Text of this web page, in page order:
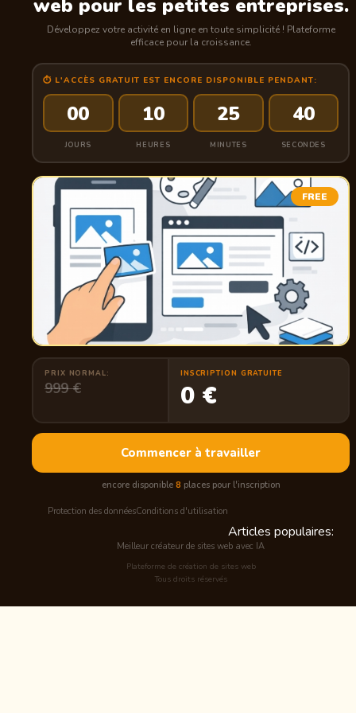
web pour les petites entreprises.
Développez votre activité en ligne en toute simplicité ! Plateforme
efficace pour la croissance.
⏱ L'ACCÈS GRATUIT EST ENCORE DISPONIBLE PENDANT:
00
JOURS
10
HEURES
25
MINUTES
39
SECONDES
FREE
PRIX NORMAL:
999 €
INSCRIPTION GRATUITE
0 €
Commencer à travailler
encore disponible 8 places pour l'inscription
Protection des donnéesConditions d'utilisation
Articles populaires:
Meilleur créateur de sites web avec IA
Plateforme de création de sites web
Tous droits réservés